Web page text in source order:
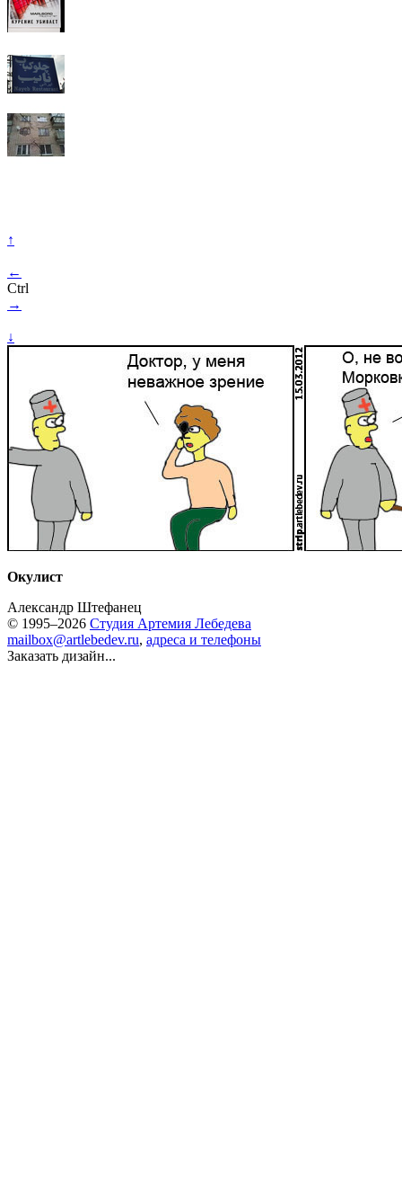
↑
←
Ctrl
→
↓
Окулист
Александр Штефанец
© 1995–2026 Студия Артемия Лебедева
mailbox@artlebedev.ru, адреса и телефоны
Заказать дизайн...